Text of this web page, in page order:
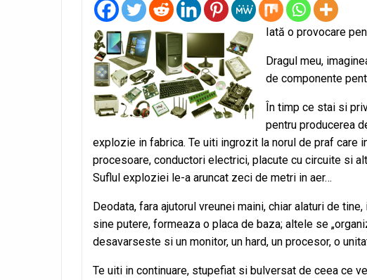
Iată o provocare
Dragul meu,
de componente
În timp ce stai si
pentru producerea
explozie in fabrica. Te uiti ingrozit la norul de praf care
procesoare, conductori electrici, placute cu circuite si
Suflul exploziei le-a aruncat zeci de metri in aer…
Deodata, fara ajutorul vreunei maini, chiar alaturi de
sine putere, formeaza o placa de baza; altele se
desavarseste si un monitor, un hard, un procesor, o
Te uiti in continuare, stupefiat si bulversat de ceea ce